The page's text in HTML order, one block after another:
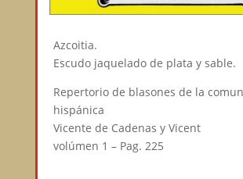
Azcoitia.
Escudo jaquelado de plata y sable.
Repertorio de blasones de la
hispánica
Vicente de Cadenas y Vicent
volúmen 1 – Pag. 225